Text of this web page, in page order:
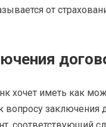
от
хочет иметь как
вопросу заключения